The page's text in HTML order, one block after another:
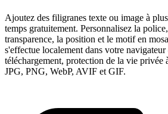
Ajoutez des filigranes texte ou image à
temps gratuitement. Personnalisez la
transparence, la position et le motif en
s'effectue localement dans votre
téléchargement, protection de la vie privée
JPG, PNG, WebP, AVIF et GIF.